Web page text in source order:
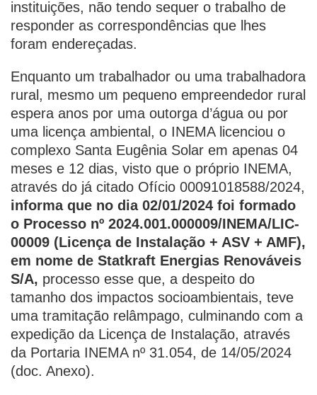
instituições, não tendo sequer o trabalho de
responder as correspondências que lhes
foram endereçadas.
Enquanto um trabalhador ou uma trabalhadora
rural, mesmo um pequeno empreendedor rural
espera anos por uma outorga d’água ou por
uma licença ambiental, o INEMA licenciou o
complexo Santa Eugênia Solar em apenas 04
meses e 12 dias, visto que o próprio INEMA,
através do já citado Ofício 00091018588/2024,
informa que no dia 02/01/2024 foi formado
o Processo nº 2024.001.000009/INEMA/LIC-
00009 (Licença de Instalação + ASV + AMF),
em nome de Statkraft Energias Renováveis
S/A, processo esse que, a despeito do
tamanho dos impactos socioambientais, teve
uma tramitação relâmpago, culminando com a
expedição da Licença de Instalação, através
da Portaria INEMA nº 31.054, de 14/05/2024
(doc. Anexo).